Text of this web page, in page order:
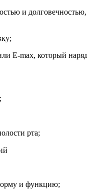
и
Е-max, который
рта;
и функцию;